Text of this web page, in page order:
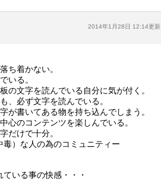
2014年1月28日 12:14更新
ち着かない。
いる。
の文字を読んでいる自分に気が付く。
、必ず文字を読んでいる。
が書いてある物を持ち込んでしまう。
心のコンテンツを楽しんでいる。
だけで十分。
毒）な人の為のコミュニティー
いる事の快感・・・